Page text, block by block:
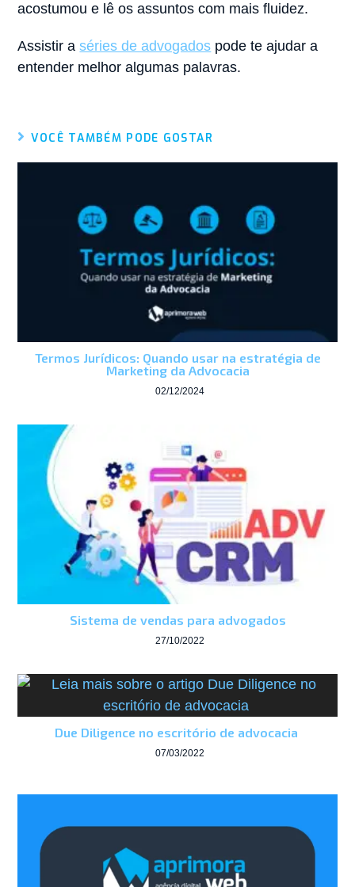
acostumou e lê os assuntos com mais fluidez.
Assistir aséries de advogados pode te ajudar a
entender melhor algumas palavras.
VOCÊ TAMBÉM PODE GOSTAR
Termos Jurídicos: Quando usar na estratégia de
Marketing da Advocacia
02/12/2024
Sistema de vendas para advogados
27/10/2022
Due Diligence no escritório de advocacia
07/03/2022